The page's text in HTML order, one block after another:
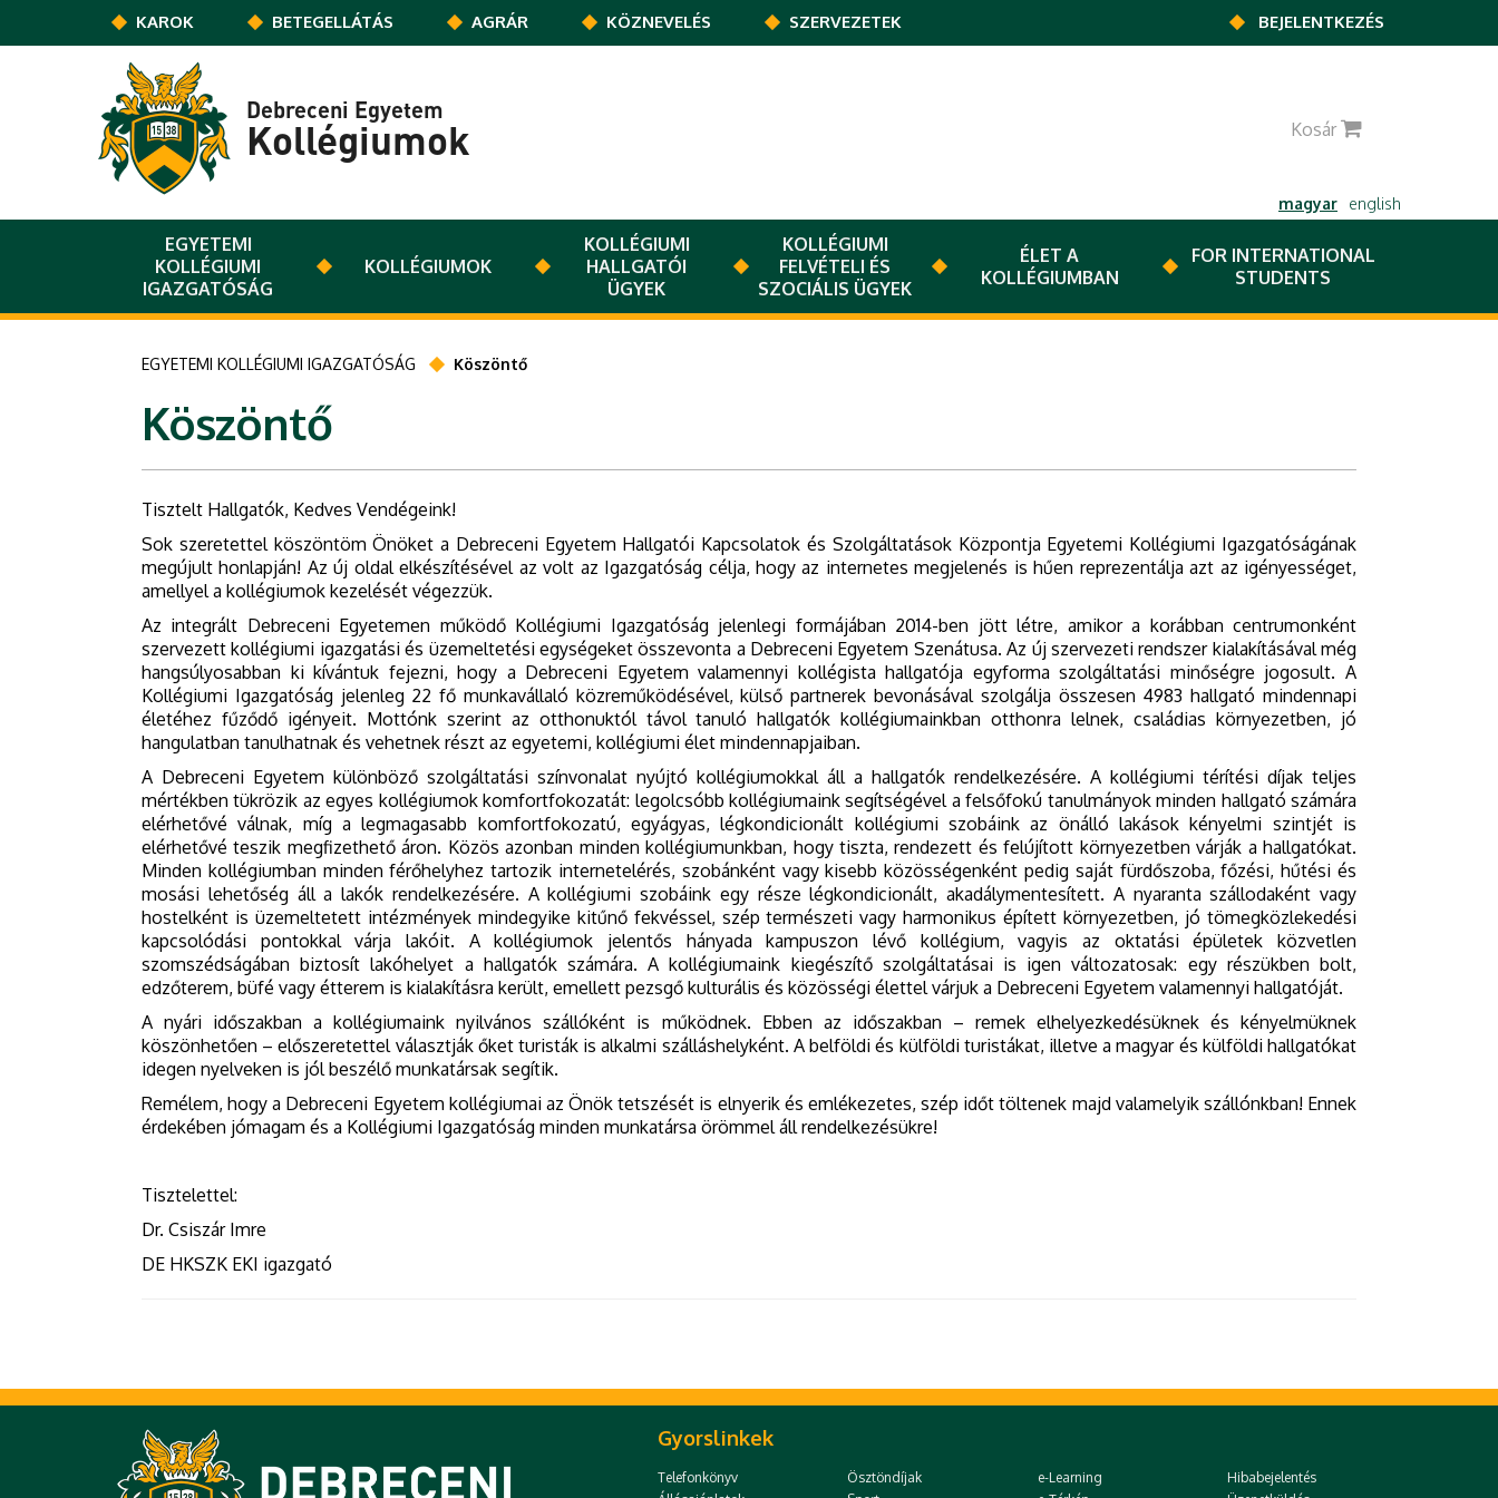
Ugrás a tartalomra
KAROK BETEGELLÁTÁS AGRÁR KÖZNEVELÉS SZERVEZETEK BEJELENTKEZÉS
Debreceni Egyetem
Kollégiumok
magyar english
Kosár
EGYETEMI
KOLLÉGIUMI
IGAZGATÓSÁG
KOLLÉGIUMOK
KOLLÉGIUMI
HALLGATÓI
ÜGYEK
KOLLÉGIUMI
FELVÉTELI ÉS
SZOCIÁLIS ÜGYEK
ÉLET A
KOLLÉGIUMBAN
FOR INTERNATIONAL
STUDENTS
EGYETEMI KOLLÉGIUMI IGAZGATÓSÁG Köszöntő
Köszöntő
Tisztelt Hallgatók, Kedves Vendégeink!
Sok szeretettel köszöntöm Önöket a Debreceni Egyetem Hallgatói Kapcsolatok és Szolgáltatások Központja Egyetemi Kollégiumi Igazgatóságának
megújult honlapján! Az új oldal elkészítésével az volt az Igazgatóság célja, hogy az internetes megjelenés is hűen reprezentálja azt az igényességet,
amellyel a kollégiumok kezelését végezzük.
Az integrált Debreceni Egyetemen működő Kollégiumi Igazgatóság jelenlegi formájában 2014-ben jött létre, amikor a korábban centrumonként
szervezett kollégiumi igazgatási és üzemeltetési egységeket összevonta a Debreceni Egyetem Szenátusa. Az új szervezeti rendszer kialakításával még
hangsúlyosabban ki kívántuk fejezni, hogy a Debreceni Egyetem valamennyi kollégista hallgatója egyforma szolgáltatási minőségre jogosult. A
Kollégiumi Igazgatóság jelenleg 22 fő munkavállaló közreműködésével, külső partnerek bevonásával szolgálja összesen 4983 hallgató mindennapi
életéhez fűződő igényeit. Mottónk szerint az otthonuktól távol tanuló hallgatók kollégiumainkban otthonra lelnek, családias környezetben, jó
hangulatban tanulhatnak és vehetnek részt az egyetemi, kollégiumi élet mindennapjaiban.
A Debreceni Egyetem különböző szolgáltatási színvonalat nyújtó kollégiumokkal áll a hallgatók rendelkezésére. A kollégiumi térítési díjak teljes
mértékben tükrözik az egyes kollégiumok komfortfokozatát: legolcsóbb kollégiumaink segítségével a felsőfokú tanulmányok minden hallgató számára
elérhetővé válnak, míg a legmagasabb komfortfokozatú, egyágyas, légkondicionált kollégiumi szobáink az önálló lakások kényelmi szintjét is
elérhetővé teszik megfizethető áron. Közös azonban minden kollégiumunkban, hogy tiszta, rendezett és felújított környezetben várják a hallgatókat.
Minden kollégiumban minden férőhelyhez tartozik internetelérés, szobánként vagy kisebb közösségenként pedig saját fürdőszoba, főzési, hűtési és
mosási lehetőség áll a lakók rendelkezésére. A kollégiumi szobáink egy része légkondicionált, akadálymentesített. A nyaranta szállodaként vagy
hostelként is üzemeltetett intézmények mindegyike kitűnő fekvéssel, szép természeti vagy harmonikus épített környezetben, jó tömegközlekedési
kapcsolódási pontokkal várja lakóit. A kollégiumok jelentős hányada kampuszon lévő kollégium, vagyis az oktatási épületek közvetlen
szomszédságában biztosít lakóhelyet a hallgatók számára. A kollégiumaink kiegészítő szolgáltatásai is igen változatosak: egy részükben bolt,
edzőterem, büfé vagy étterem is kialakításra került, emellett pezsgő kulturális és közösségi élettel várjuk a Debreceni Egyetem valamennyi hallgatóját.
A nyári időszakban a kollégiumaink nyilvános szállóként is működnek. Ebben az időszakban – remek elhelyezkedésüknek és kényelmüknek
köszönhetően – előszeretettel választják őket turisták is alkalmi szálláshelyként. A belföldi és külföldi turistákat, illetve a magyar és külföldi hallgatókat
idegen nyelveken is jól beszélő munkatársak segítik.
Remélem, hogy a Debreceni Egyetem kollégiumai az Önök tetszését is elnyerik és emlékezetes, szép időt töltenek majd valamelyik szállónkban! Ennek
érdekében jómagam és a Kollégiumi Igazgatóság minden munkatársa örömmel áll rendelkezésükre!
Tisztelettel:
Dr. Csiszár Imre
DE HKSZK EKI igazgató
Gyorslinkek
Telefonkönyv
Ösztöndíjak
e-Learning
Hibabejelentés